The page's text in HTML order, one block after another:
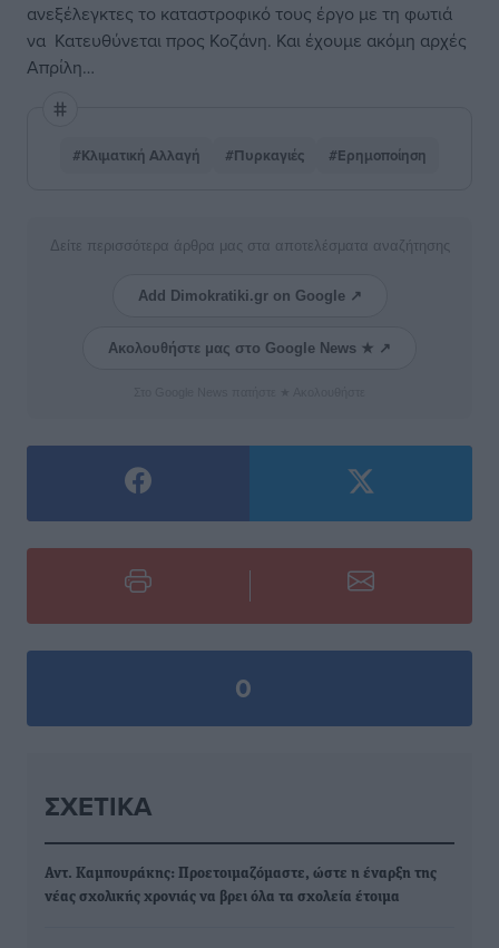
ανεξέλεγκτες το καταστροφικό τους έργο με τη φωτιά
να Κατευθύνεται προς Κοζάνη. Και έχουμε ακόμη αρχές
Απρίλη…
#Κλιματική Αλλαγή #Πυρκαγιές #Ερημοποίηση
Δείτε περισσότερα άρθρα μας στα αποτελέσματα αναζήτησης
Add Dimokratiki.gr on Google ↗
Ακολουθήστε μας στο Google News ★ ↗
0
ΣΧΕΤΙΚΆ
Αντ. Καμπουράκης: Προετοιμαζόμαστε, ώστε η έναρξη της
νέας σχολικής χρονιάς να βρει όλα τα σχολεία έτοιμα